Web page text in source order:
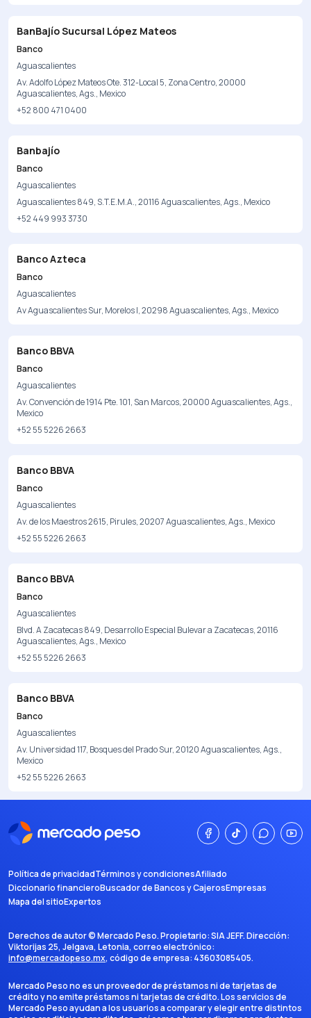
BanBajío Sucursal López Mateos
Banco
Aguascalientes
Av. Adolfo López Mateos Ote. 312-Local 5, Zona Centro, 20000
Aguascalientes, Ags., Mexico
+52 800 471 0400
Banbajío
Banco
Aguascalientes
Aguascalientes 849, S.T.E.M.A., 20116 Aguascalientes, Ags., Mexico
+52 449 993 3730
Banco Azteca
Banco
Aguascalientes
Av Aguascalientes Sur, Morelos I, 20298 Aguascalientes, Ags., Mexico
Banco BBVA
Banco
Aguascalientes
Av. Convención de 1914 Pte. 101, San Marcos, 20000 Aguascalientes, Ags.,
Mexico
+52 55 5226 2663
Banco BBVA
Banco
Aguascalientes
Av. de los Maestros 2615, Pirules, 20207 Aguascalientes, Ags., Mexico
+52 55 5226 2663
Banco BBVA
Banco
Aguascalientes
Blvd. A Zacatecas 849, Desarrollo Especial Bulevar a Zacatecas, 20116
Aguascalientes, Ags., Mexico
+52 55 5226 2663
Banco BBVA
Banco
Aguascalientes
Av. Universidad 117, Bosques del Prado Sur, 20120 Aguascalientes, Ags.,
Mexico
+52 55 5226 2663
Política de privacidadTérminos y condicionesAfiliado
Diccionario financieroBuscador de Bancos y CajerosEmpresas
Mapa del sitioExpertos
Derechos de autor ©Mercado Peso. Propietario:SIA JEFF. Dirección:
Viktorijas 25, Jelgava, Letonia, correo electrónico:
info@mercadopeso.mx, código de empresa: 43603085405.
Mercado Peso no es un proveedor de préstamos ni de tarjetas de
crédito y no emite préstamos ni tarjetas de crédito. Los servicios de
Mercado Peso ayudan a los usuarios a comparar y elegir entre distintos